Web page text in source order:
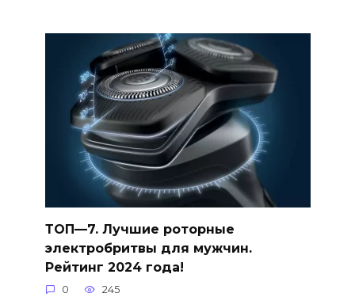
ТОП—7. Лучшие роторные
электробритвы для мужчин.
Рейтинг 2024 года!
0 245